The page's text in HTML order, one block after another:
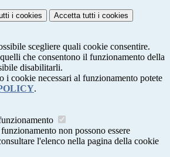
i cookies Accetta tutti i cookies
scegliere quali cookie consentire.
che consentono il funzionamento della
disabilitarli.
i cookie necessari al funzionamento potete
.
non possono essere
l'elenco nella pagina della cookie